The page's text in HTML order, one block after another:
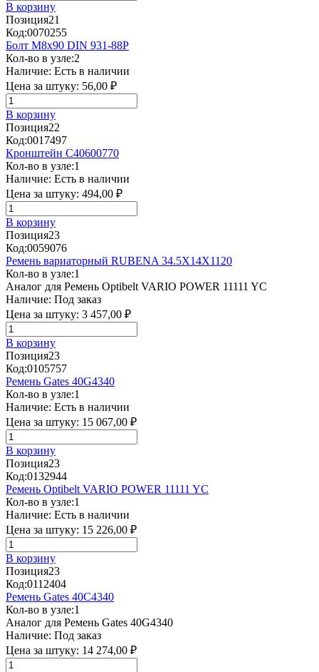
В корзину
Позиция21
Код:0070255
Болт М8х90 DIN 931-88P
Кол-во в узле:2
Наличие: Есть в наличии
Цена за штуку: 56,00 ₽
В корзину
Позиция22
Код:0017497
Кронштейн C40600770
Кол-во в узле:1
Наличие: Есть в наличии
Цена за штуку: 494,00 ₽
В корзину
Позиция23
Код:0059076
Ремень вариаторный RUBENA 34.5Х14Х1120
Кол-во в узле:1
Аналог для Ремень Optibelt VARIO POWER 11111 YC
Наличие: Под заказ
Цена за штуку: 3 457,00 ₽
В корзину
Позиция23
Код:0105757
Ремень Gates 40G4340
Кол-во в узле:1
Наличие: Есть в наличии
Цена за штуку: 15 067,00 ₽
В корзину
Позиция23
Код:0132944
Ремень Optibelt VARIO POWER 11111 YC
Кол-во в узле:1
Наличие: Есть в наличии
Цена за штуку: 15 226,00 ₽
В корзину
Позиция23
Код:0112404
Ремень Gates 40C4340
Кол-во в узле:1
Аналог для Ремень Gates 40G4340
Наличие: Под заказ
Цена за штуку: 14 274,00 ₽